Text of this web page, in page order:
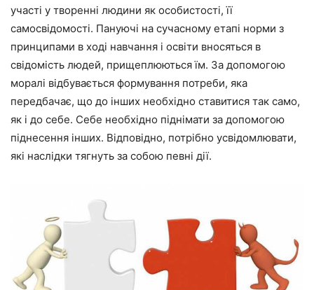
участі у творенні людини як особистості, її
самосвідомості. Пануючі на сучасному етапі норми з
принципами в ході навчання і освіти вносяться в
свідомість людей, прищеплюються їм. За допомогою
моралі відбувається формування потреби, яка
передбачає, що до інших необхідно ставитися так само,
як і до себе. Себе необхідно піднімати за допомогою
піднесення інших. Відповідно, потрібно усвідомлювати,
які наслідки тягнуть за собою певні дії.